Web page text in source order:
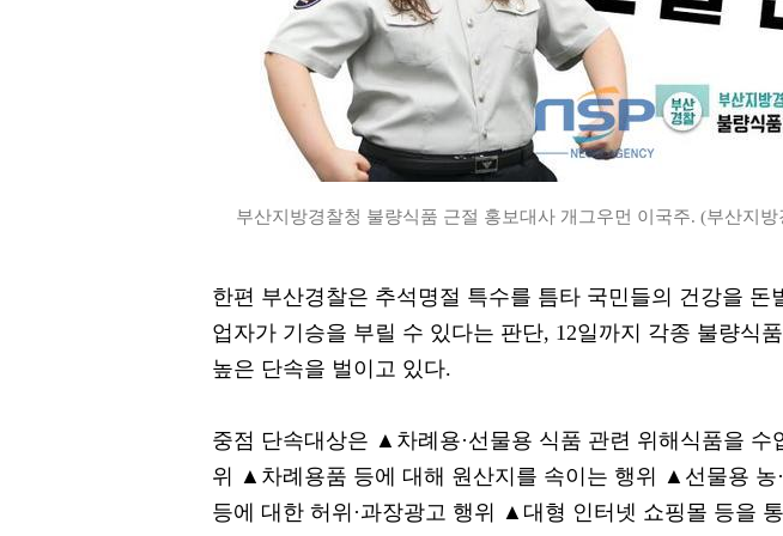
부산지방경찰청 불량식품 근절 홍보대사 개그우먼 이국주. (부산지
한편 부산경찰은 추석명절 특수를 틈타 국민들의 건강을 돈
업자가 기승을 부릴 수 있다는 판단, 12일까지 각종 불량식
높은 단속을 벌이고 있다.
중점 단속대상은 ▲차례용·선물용 식품 관련 위해식품을 수
위 ▲차례용품 등에 대해 원산지를 속이는 행위 ▲선물용 농
등에 대한 허위·과장광고 행위 ▲대형 인터넷 쇼핑몰 등을